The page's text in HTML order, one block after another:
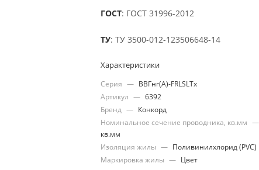
ГОСТ: ГОСТ 31996-2012
ТУ: ТУ 3500-012-123506648-14
Характеристики
Серия — ВВГнг(А)-FRLSLTx
Артикул — 6392
Бренд — Конкорд
Номинальное сечение проводника, кв.мм —
кв.мм
Изоляция жилы — Поливинилхлорид (PVC)
Маркировка жилы — Цвет